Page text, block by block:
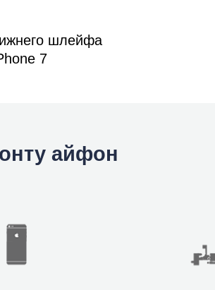
шлейфа
7
айфон